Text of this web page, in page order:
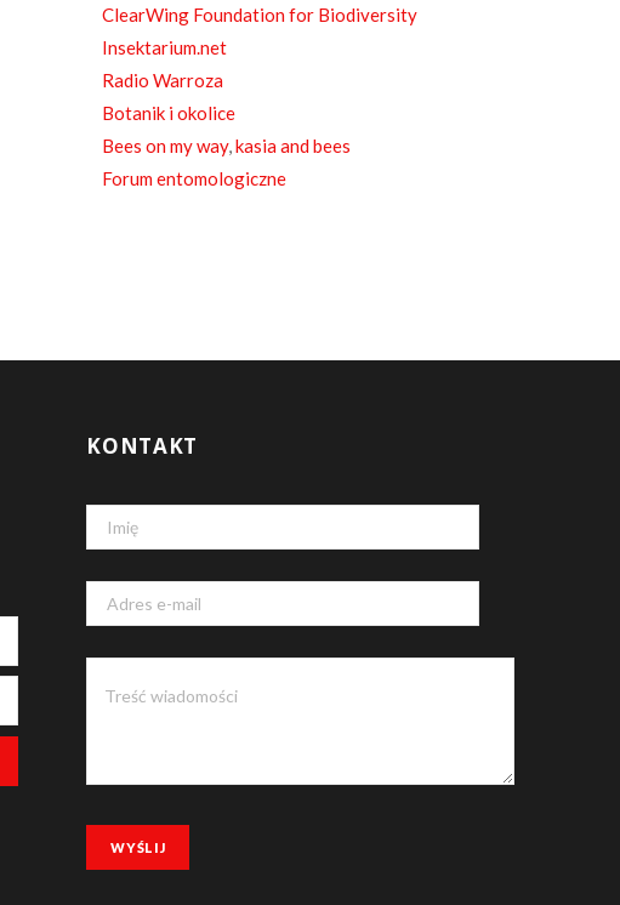
ClearWing Foundation for Biodiversity
Insektarium.net
Radio Warroza
Botanik i okolice
Bees on my way,kasia and bees
Forum entomologiczne
KONTAKT